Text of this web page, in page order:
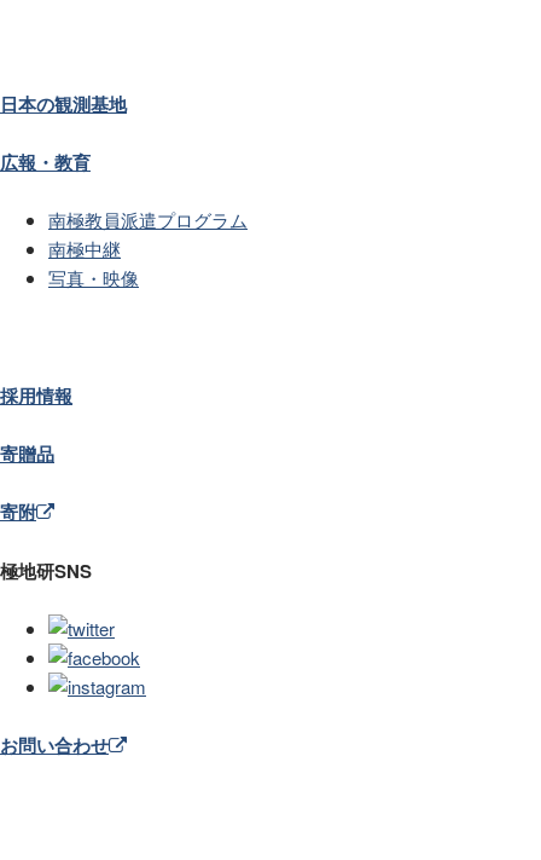
日本の観測基地
広報・教育
南極教員派遣プログラム
南極中継
写真・映像
採用情報
寄贈品
寄附
極地研SNS
お問い合わせ